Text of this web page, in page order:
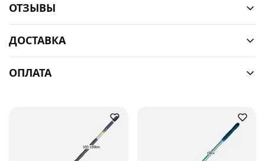
ОТЗЫВЫ
ДОСТАВКА
ОПЛАТА